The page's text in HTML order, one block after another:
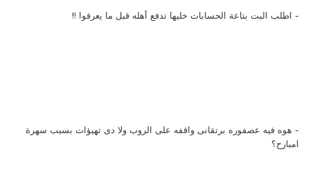
- اطلب البت بتاعة الحسابات خليها تدفع أهله قبل ما يعرفوا !!
- هوه فيه عصفوره برتقانى واقفه على الروب ولا دى تهيؤات بسبب سهرة
امبارح؟